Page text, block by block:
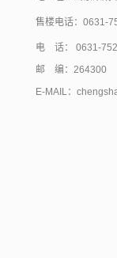
售楼电话： 0631-
电 话： 0631-
邮 编：264300
E-MAIL：